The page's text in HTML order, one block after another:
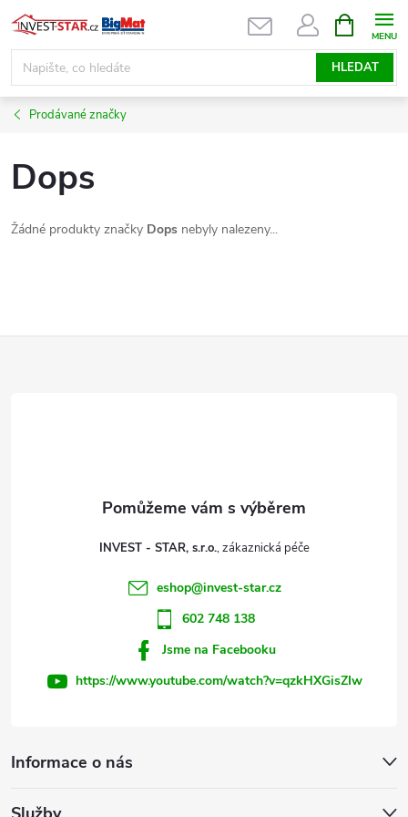
Přejít
na
obsah
HLEDAT
NÁKUPNÍ
KOŠÍK
Prodávané značky
Dops
Žádné produkty značky Dops nebyly nalezeny...
Informace o nás
INVEST - STAR, s.r.o.
eshop@invest-star.cz
602 748 138
Jsme na Facebooku
https://www.youtube.com/watch?v=qzkHXGisZIw